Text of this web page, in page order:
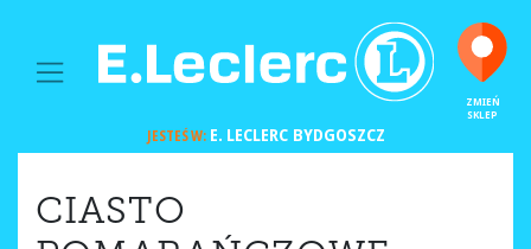
MAIN NAVIGATION
ZMIEŃ
SKLEP
JESTEŚ W:E. LECLERC BYDGOSZCZ
CIASTO